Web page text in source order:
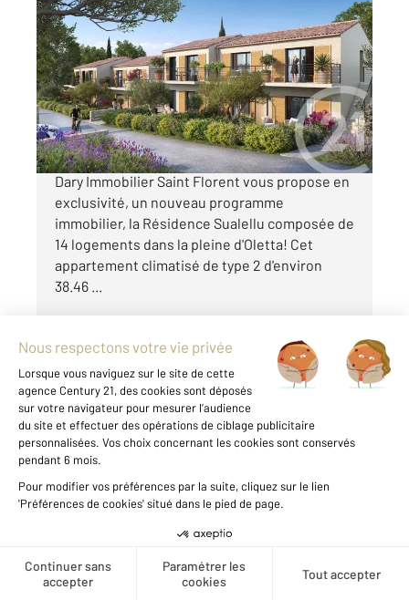
Créer une alerte
OLETTA 202
38,46 m2, 2 pièces
Ref : 770
Appartement T2 à vendre
155 000 €
OFFRE DE LANCEMENT L'agence Century21
Dary Immobilier Saint Florent vous propose en
exclusivité, un nouveau programme
immobilier, la Résidence Sualellu composée de
14 logements dans la pleine d'Oletta! Cet
appartement climatisé de type 2 d'environ
38.46 ...